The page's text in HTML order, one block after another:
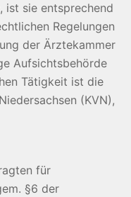
ist sie entsprechend
Regelungen
der Ärztekammer
Aufsichtsbehörde
Tätigkeit ist die
(KVN),
für
§6 der